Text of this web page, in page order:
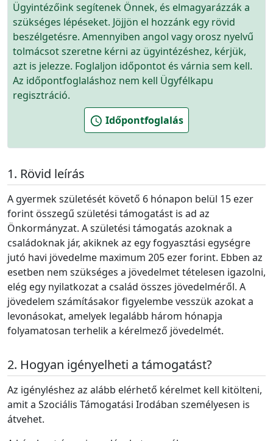
Ügyintézőink segítenek Önnek, és elmagyarázzák a
szükséges lépéseket. Jöjjön el hozzánk egy rövid
beszélgetésre. Amennyiben angol vagy orosz nyelvű
tolmácsot szeretne kérni az ügyintézéshez, kérjük,
azt is jelezze. Foglaljon időpontot és várnia sem kell.
Az időpontfoglaláshoz nem kell Ügyfélkapu
regisztráció.
schedule Időpontfoglalás
Rövid leírás
A gyermek születését követő 6 hónapon belül 15 ezer
forint összegű születési támogatást is ad az
Önkormányzat. A születési támogatás azoknak a
családoknak jár, akiknek az egy fogyasztási egységre
jutó havi jövedelme maximum 205 ezer forint. Ebben az
esetben nem szükséges a jövedelmet tételesen igazolni,
elég egy nyilatkozat a család összes jövedelméről. A
jövedelem számításakor figyelembe vesszük azokat a
levonásokat, amelyek legalább három hónapja
folyamatosan terhelik a kérelmező jövedelmét.
Hogyan igényelheti a támogatást?
Az igényléshez az alább elérhető kérelmet kell kitölteni,
amit a Szociális Támogatási Irodában személyesen is
átvehet.